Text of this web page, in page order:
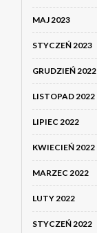
MAJ 2023
STYCZEŃ 2023
GRUDZIEŃ 2022
LISTOPAD 2022
LIPIEC 2022
KWIECIEŃ 2022
MARZEC 2022
LUTY 2022
STYCZEŃ 2022